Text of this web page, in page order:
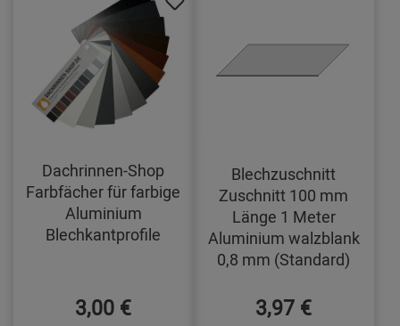
Dachrinnen-Shop
Farbfächer für farbige
Aluminium
Blechkantprofile
3,00 €
Blechzuschnitt
Zuschnitt 100 mm
Länge 1 Meter
Aluminium walzblank
0,8 mm (Standard)
3,97 €